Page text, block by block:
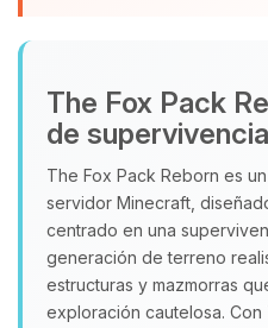
The Fox Pack
de supervivencia
The Fox Pack Reborn es
servidor Minecraft,
centrado en una
generación de terreno
estructuras y mazmorras
exploración cautelosa. Con
pequenos
09/08/2026 17:04